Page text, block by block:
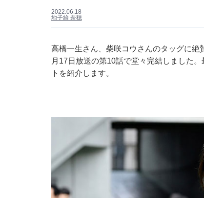
2022.06.18
地子給 奈穂
高橋一生さん、柴咲コウさんのタッグに
月17日放送の第10話で堂々完結しました
トを紹介します。